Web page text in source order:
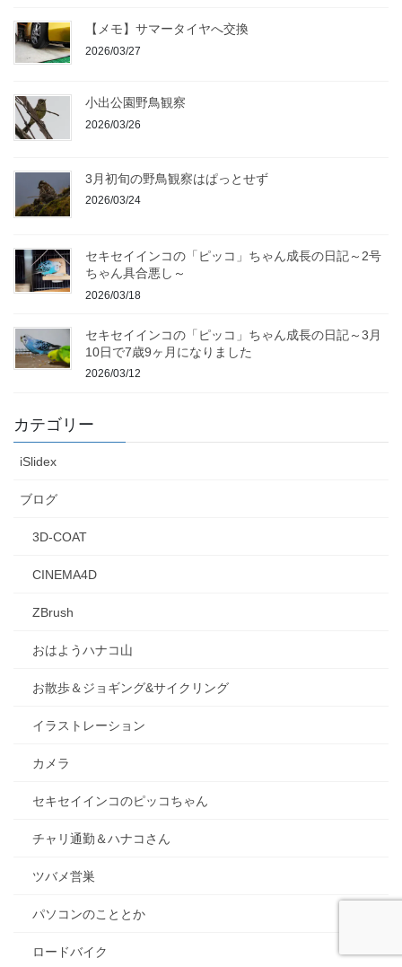
【メモ】サマータイヤへ交換
2026/03/27
小出公園野鳥観察
2026/03/26
3月初旬の野鳥観察はぱっとせず
2026/03/24
セキセイインコの「ピッコ」ちゃん成長の日記～2号
ちゃん具合悪し～
2026/03/18
セキセイインコの「ピッコ」ちゃん成長の日記～3月
10日で7歳9ヶ月になりました
2026/03/12
カテゴリー
iSlidex
ブログ
3D-COAT
CINEMA4D
ZBrush
おはようハナコ山
お散歩＆ジョギング&サイクリング
イラストレーション
カメラ
セキセイインコのピッコちゃん
チャリ通勤＆ハナコさん
ツバメ営巣
パソコンのこととか
ロードバイク